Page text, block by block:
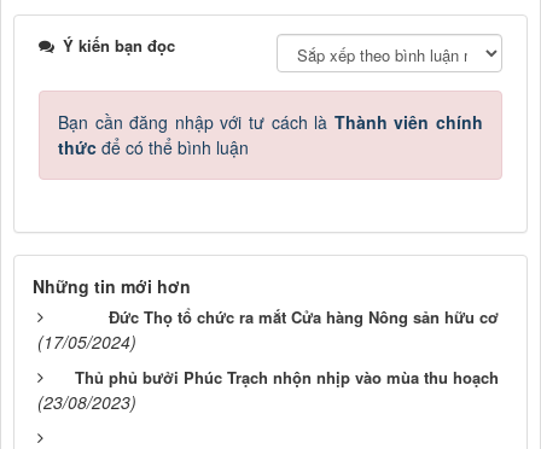
Ý kiến bạn đọc
Bạn cần đăng nhập với tư cách là Thành viên chính
thức để có thể bình luận
Những tin mới hơn
Đức Thọ tổ chức ra mắt Cửa hàng Nông sản hữu cơ
(17/05/2024)
Thủ phủ bưởi Phúc Trạch nhộn nhịp vào mùa thu hoạch
(23/08/2023)